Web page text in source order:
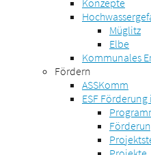
Konzepte
Müglitz
Elbe
Kommunales
Fördern
ASSKomm
ESF